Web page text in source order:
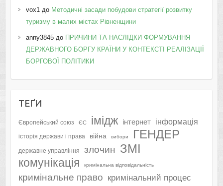
vox1до Методичні засади побудови стратегії розвитку
туризму в малих містах Рівненщини
anny3845до ПРИЧИНИ ТА НАСЛІДКИ ФОРМУВАННЯ
ДЕРЖАВНОГО БОРГУ КРАЇНИ У КОНТЕКСТІ РЕАЛІЗАЦІЇ
БОРГОВОЇ ПОЛІТИКИ
ТЕҐИ
Європейський союз ЄС імідж інтернет інформація
історія держави і права війна вибори ГЕНДЕР
державне управління злочин ЗМІ
комунікація кримінальна відповідальність
кримінальне право кримінальний процес